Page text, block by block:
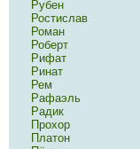
Рубен
Ростислав
Роман
Роберт
Рифат
Ринат
Рем
Рафаэль
Радик
Прохор
Платон